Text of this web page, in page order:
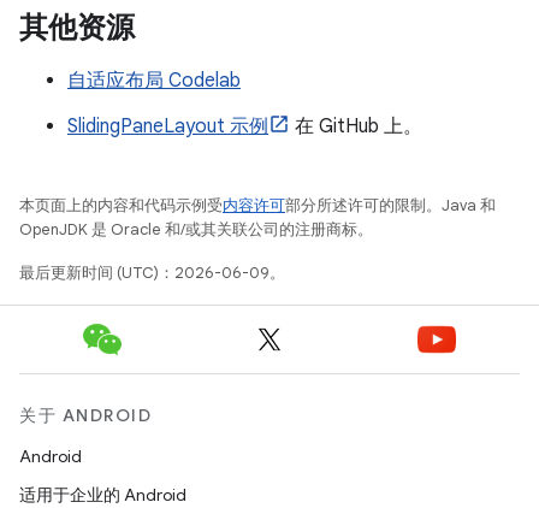
其他资源
自适应布局 Codelab
SlidingPaneLayout 示例
在 GitHub 上。
本页面上的内容和代码示例受内容许可部分所述许可的限制。Java 和
OpenJDK 是 Oracle 和/或其关联公司的注册商标。
最后更新时间 (UTC)：2026-06-09。
关于 ANDROID
Android
适用于企业的 Android